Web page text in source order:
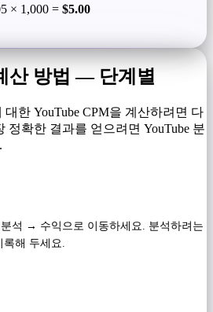
× 1,000 = $5.00
산 방법 — 단계별
한 YouTube CPM을 계산하려면 다
정확한 결과를 얻으려면 YouTube 분
석 → 수익으로 이동하세요. 분석하려는
해 두세요.